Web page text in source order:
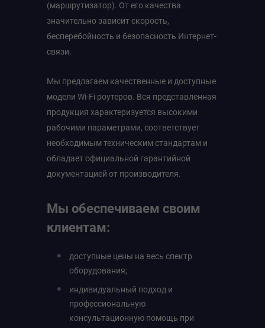
(маршрутизатор). От его качества
значительно зависит скорость,
бесперебойность и безопасность Интернет-
связи.
Мы предлагаем качественные и доступные
модели Wi-Fi роутеров. Вся представленная
продукция характеризуется высокими
рабочими параметрами, соответствует
необходимым техническим стандартам и
обладает официальной гарантийной
документацией от производителя.
Мы обеспечиваем своим
клиентам:
доступные цены на весь спектр
оборудования;
индивидуальный подход и
профессиональную
консультационную помощь при